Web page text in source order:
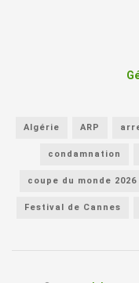
Algérie ARP
condamnation
coupe du monde 2026
Festival de Cannes